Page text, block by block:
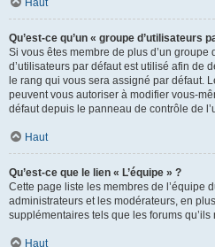
Haut
Qu’est-ce qu’un « groupe d’utilisateurs
Si vous êtes membre de plus d’un groupe
d’utilisateurs par défaut est utilisé afin de
le rang qui vous sera assigné par défaut.
peuvent vous autoriser à modifier vous-
défaut depuis le panneau de contrôle de
Haut
Qu’est-ce que le lien « L’équipe » ?
Cette page liste les membres de l’équipe
administrateurs et les modérateurs, en
supplémentaires tels que les forums qu’ils
Haut